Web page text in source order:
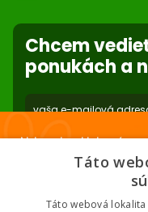
Nastavenia súborov cookie
Reklamácie
Ochrana osobných údajov
Použite body a nakupujte
Viac info
Chcem
ponukách a
* Zadaním e-mailu
Nakupuj za klubové
Nižšie ceny na vybrané
Táto
Táto webová